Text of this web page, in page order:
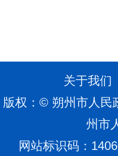
关于我们
版权：© 朔州市人
州市
网站标识码：